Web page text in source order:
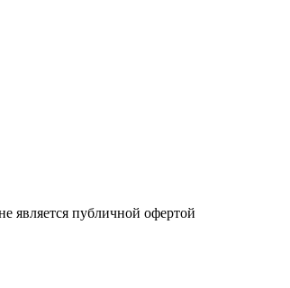
является публичной офертой